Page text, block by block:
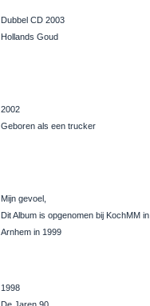
Dubbel CD 2003
Hollands Goud
2002
Geboren als een trucker
Mijn gevoel,
Dit Album is opgenomen bij KochMM in
Arnhem in 1999
1998